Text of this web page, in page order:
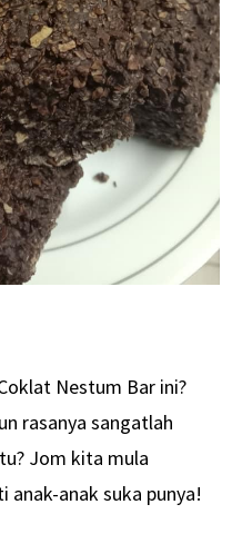
Nestum Bar ini?
rasanya sangatlah
Jom kita mula
anak-anak suka punya!